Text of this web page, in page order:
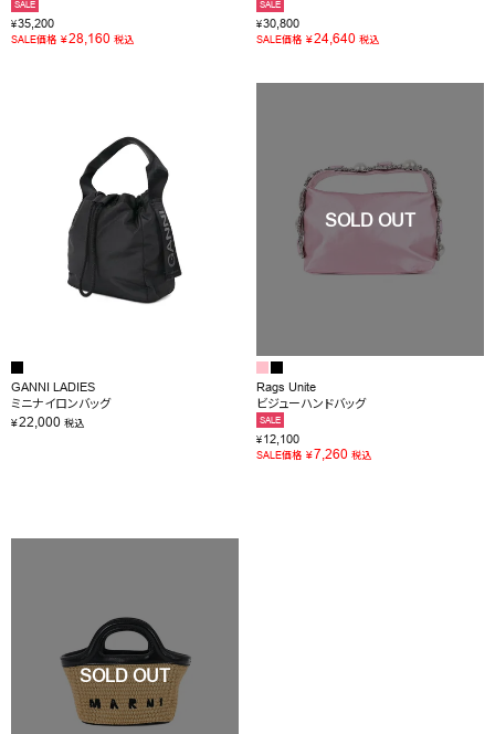
SALE
¥35,200
SALE価格 ¥28,160 税込
SALE
¥30,800
SALE価格 ¥24,640 税込
GANNI LADIES
ミニナイロンバッグ
¥22,000 税込
Rags Unite
ビジューハンドバッグ
SALE
¥12,100
SALE価格 ¥7,260 税込